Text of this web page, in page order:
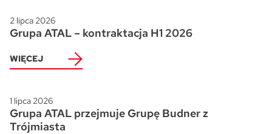
2 lipca 2026
Grupa ATAL – kontraktacja H1 2026
WIĘCEJ
1 lipca 2026
Grupa ATAL przejmuje Grupę Budner z
Trójmiasta